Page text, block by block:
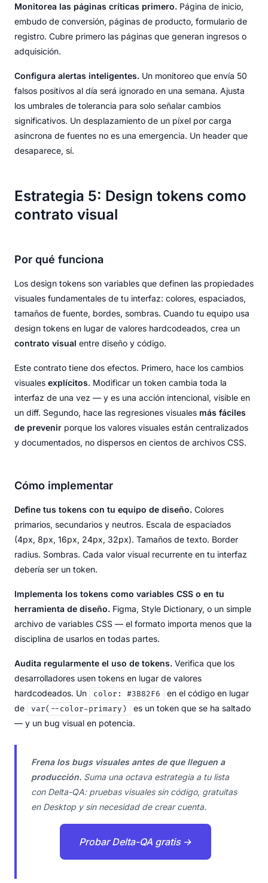
Monitorea las páginas críticas primero. Página de inicio,
embudo de conversión, páginas de producto, formulario de
registro. Cubre primero las páginas que generan ingresos o
adquisición.
Configura alertas inteligentes. Un monitoreo que envía 50
falsos positivos al día será ignorado en una semana. Ajusta
los umbrales de tolerancia para solo señalar cambios
significativos. Un desplazamiento de un píxel por carga
asíncrona de fuentes no es una emergencia. Un header que
desaparece, sí.
Estrategia 5: Design tokens como
contrato visual
Por qué funciona
Los design tokens son variables que definen las propiedades
visuales fundamentales de tu interfaz: colores, espaciados,
tamaños de fuente, bordes, sombras. Cuando tu equipo usa
design tokens en lugar de valores hardcodeados, crea un
contrato visual entre diseño y código.
Este contrato tiene dos efectos. Primero, hace los cambios
visuales explícitos. Modificar un token cambia toda la
interfaz de una vez — y es una acción intencional, visible en
un diff. Segundo, hace las regresiones visuales más fáciles
de prevenir porque los valores visuales están centralizados
y documentados, no dispersos en cientos de archivos CSS.
Cómo implementar
Define tus tokens con tu equipo de diseño. Colores
primarios, secundarios y neutros. Escala de espaciados
(4px, 8px, 16px, 24px, 32px). Tamaños de texto. Border
radius. Sombras. Cada valor visual recurrente en tu interfaz
debería ser un token.
Implementa los tokens como variables CSS o en tu
herramienta de diseño. Figma, Style Dictionary, o un simple
archivo de variables CSS — el formato importa menos que la
disciplina de usarlos en todas partes.
Audita regularmente el uso de tokens. Verifica que los
desarrolladores usen tokens en lugar de valores
hardcodeados. Un
color: #3B82F6
en el código en lugar
de
var(--color-primary)
es un token que se ha saltado
— y un bug visual en potencia.
Frena los bugs visuales antes de que lleguen a
producción. Suma una octava estrategia a tu lista
con Delta-QA: pruebas visuales sin código, gratuitas
en Desktop y sin necesidad de crear cuenta.
Probar Delta-QA gratis →